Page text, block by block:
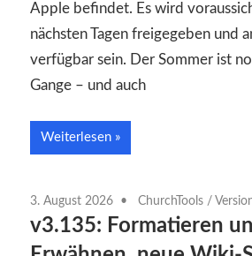
Apple befindet. Es wird
nächsten Tagen freigegeben und
verfügbar sein. Der Sommer ist
Gange – und auch
Weiterlesen
3. August 2026 ChurchTools /
v3.135: Formatieren